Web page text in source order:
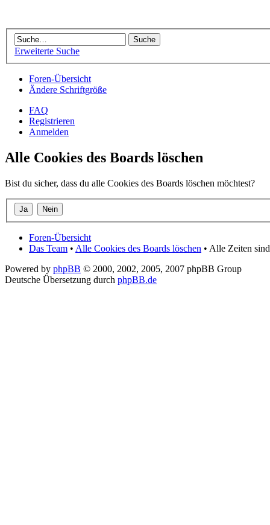
Erweiterte Suche
Foren-Übersicht
Ändere Schriftgröße
FAQ
Registrieren
Anmelden
Alle Cookies des Boards löschen
Bist du sicher, dass du alle Cookies des Boards löschen möchtest?
Foren-Übersicht
Das Team • Alle Cookies des Boards löschen • Alle Zeiten
Powered by phpBB © 2000, 2002, 2005, 2007 phpBB Group
Deutsche Übersetzung durch phpBB.de